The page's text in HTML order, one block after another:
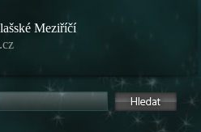
Meziříčí